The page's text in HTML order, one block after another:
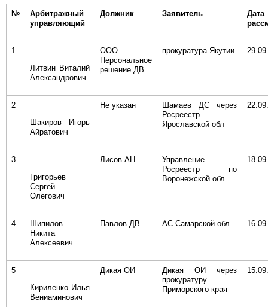
№
Арбитражный
управляющий
Должник Заявитель
Дата
1
Литвин Виталий
Александрович
ООО
Персональное
решение ДВ
прокуратура Якутии
2
Шакиров Игорь
Айратович
Не указан
Шамаев ДС через
Росреестр
Ярославской обл
3
Григорьев
Сергей
Олегович
Лисов АН
Управление
Росреестр по
Воронежской обл
4
Шипилов
Никита
Алексеевич
Павлов ДВ АС Самарской обл
5
Кириленко Илья
Вениаминович
Дикая ОИ
Дикая ОИ через
прокуратуру
Приморского края